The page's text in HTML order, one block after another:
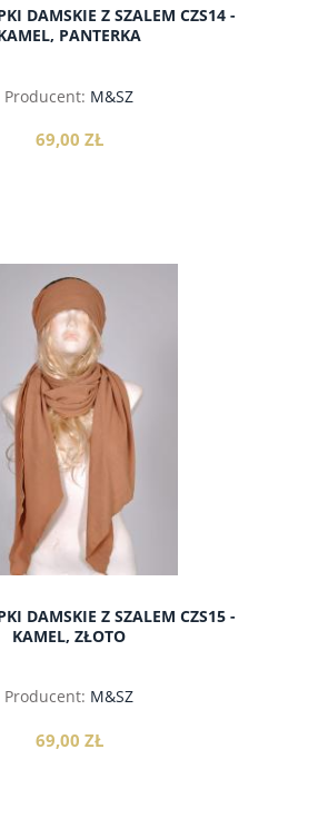
DAMSKIE Z SZALEM CZS14 -
PANTERKA
Producent: M&SZ
69,00 ZŁ
do koszyka
DAMSKIE Z SZALEM CZS15 -
KAMEL, ZŁOTO
Producent: M&SZ
69,00 ZŁ